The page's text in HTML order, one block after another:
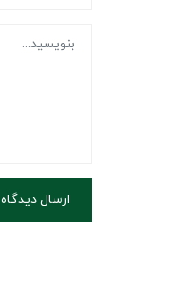
ارسال دیدگاه